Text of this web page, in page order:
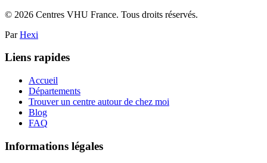
© 2026 Centres VHU France. Tous droits réservés.
Par Hexi
Liens rapides
Accueil
Départements
Trouver un centre autour de chez moi
Blog
FAQ
Informations légales